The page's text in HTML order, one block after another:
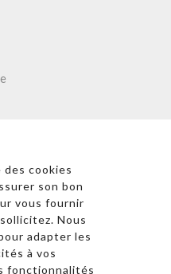
cookies
son bon
vous fournir
Nous
adapter les
à vos
fonctionnalités
j’accepte la politique de
d’utilisation